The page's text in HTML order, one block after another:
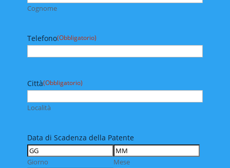
Cognome
Telefono(Obbligatorio)
Città(Obbligatorio)
Località
Data di Scadenza della Patente
Giorno Mese